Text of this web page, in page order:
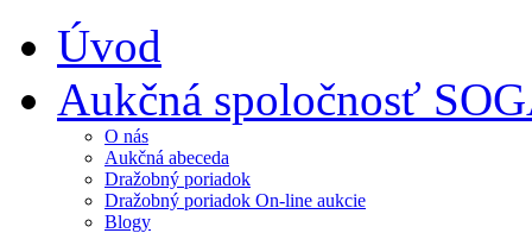
Úvod
Aukčná spoločnosť
O nás
Aukčná abeceda
Dražobný poriadok
Dražobný poriadok On-line aukcie
Blogy